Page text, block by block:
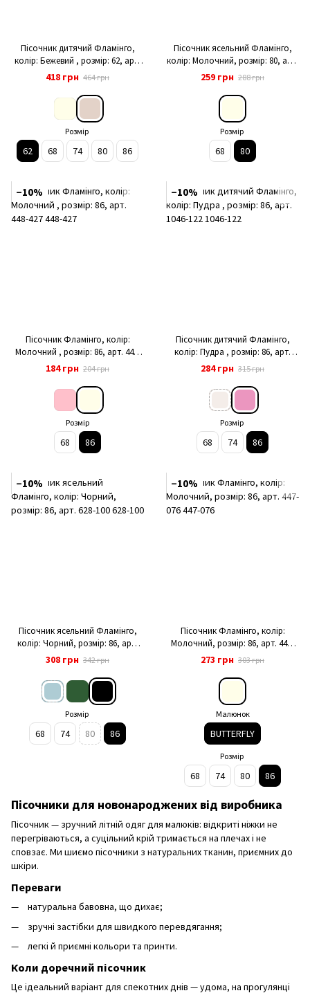
Пісочник дитячий Фламінго,
колір: Бежевий , розмір: 62, арт.
098-124
418 грн 464 грн
Розмір
62 68 74 80 86
Пісочник ясельний Фламінго,
колір: Молочний, розмір: 80, арт.
342-100
259 грн 288 грн
Розмір
68 80
−10%
Пісочник Фламінго, колір:
Молочний , розмір: 86, арт. 448-
427
184 грн 204 грн
Розмір
68 86
−10%
Пісочник дитячий Фламінго,
колір: Пудра , розмір: 86, арт.
1046-122
284 грн 315 грн
Розмір
68 74 86
−10%
Пісочник ясельний Фламінго,
колір: Чорний, розмір: 86, арт.
628-100
308 грн 342 грн
Розмір
68 74 80 86
−10%
Пісочник Фламінго, колір:
Молочний, розмір: 86, арт. 447-
076
273 грн 303 грн
Малюнок
BUTTERFLY
Розмір
68 74 80 86
Пісочники для новонароджених від виробника
Пісочник — зручний літній одяг для малюків: відкриті ніжки не
перегріваються, а суцільний крій тримається на плечах і не
сповзає. Ми шиємо пісочники з натуральних тканин, приємних до
шкіри.
Переваги
натуральна бавовна, що дихає;
зручні застібки для швидкого перевдягання;
легкі й приємні кольори та принти.
Коли доречний пісочник
Це ідеальний варіант для спекотних днів — удома, на прогулянці